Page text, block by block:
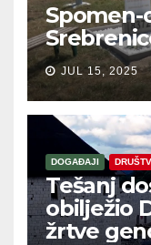
Spomen-
JUL 15, 2025
DOGAĐAJI
Tešanj
obilježio
žrtve